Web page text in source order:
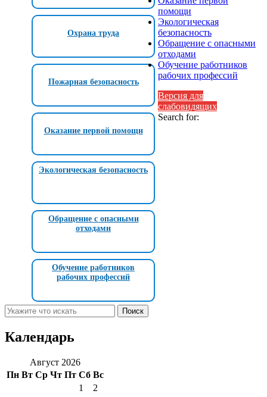
Охрана труда
Пожарная безопасность
Оказание первой помощи
Экологическая безопасность
Обращение с опасными
отходами
Обучение работников
рабочих профессий
помощи
Экологическая
безопасность
Обращение с опасными
отходами
Обучение работников
рабочих профессий
Версия для
слабовидящих
Search for:
Календарь
Август 2026
Пн Вт Ср Чт Пт Сб Вс
1
2